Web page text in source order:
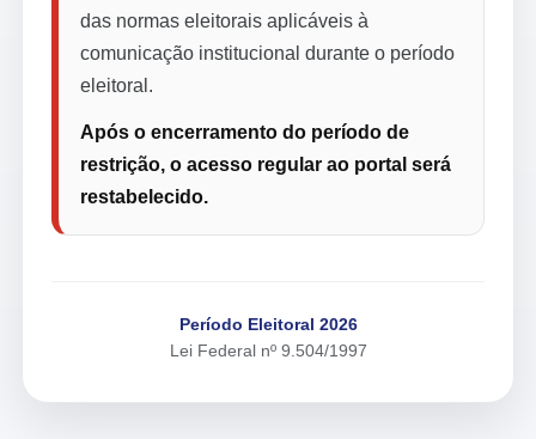
das normas eleitorais aplicáveis à
comunicação institucional durante o período
eleitoral.
Após o encerramento do período de
restrição, o acesso regular ao portal será
restabelecido.
Período Eleitoral 2026
Lei Federal nº 9.504/1997